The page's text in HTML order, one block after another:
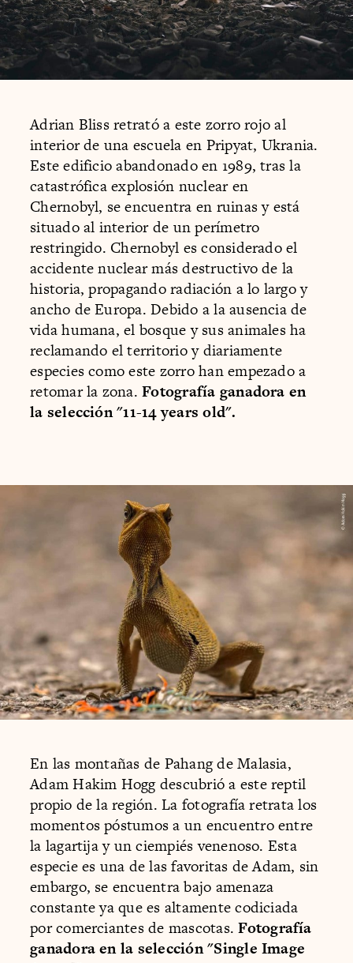
Adrian Bliss retrató a este zorro rojo al
interior de una escuela en Pripyat, Ukrania.
Este edificio abandonado en 1989, tras la
catastrófica explosión nuclear en
Chernobyl, se encuentra en ruinas y está
situado al interior de un perímetro
restringido. Chernobyl es considerado el
accidente nuclear más destructivo de la
historia, propagando radiación a lo largo y
ancho de Europa. Debido a la ausencia de
vida humana, el bosque y sus animales ha
reclamando el territorio y diariamente
especies como este zorro han empezado a
retomar la zona.Fotografía ganadora en
la selección "11-14 years old".
En las montañas de Pahang de Malasia,
Adam Hakim Hogg descubrió a este reptil
propio de la región. La fotografía retrata los
momentos póstumos a un encuentro entre
la lagartija y un ciempiés venenoso. Esta
especie es una de las favoritas de Adam, sin
embargo, se encuentra bajo amenaza
constante ya que es altamente codiciada
por comerciantes de mascotas.Fotografía
ganadora en la selección "Single Image